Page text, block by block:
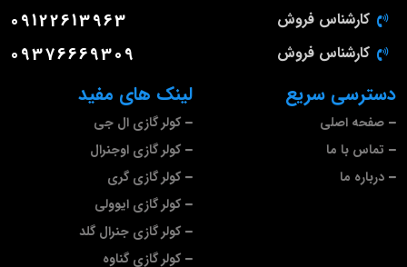
لینک های مفید
کولر گازی ال جی
کولر گازی اوجنرال
کولر گازی گری
کولر گازی ایوولی
کولر گازی جنرال گلد
کولر گازی گناوه
دسترسی سریع
صفحه اصلی
تماس با ما
درباره ما
کارشناس فروش 09122613963
کارشناس فروش 09376669309